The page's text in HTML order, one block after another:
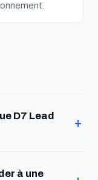
D7 Lead
à une